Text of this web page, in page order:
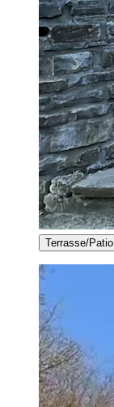
Terrasse/Patio